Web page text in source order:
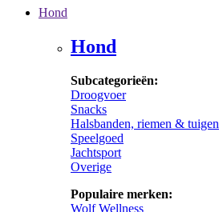
Hond
Hond
Subcategorieën:
Droogvoer
Snacks
Halsbanden, riemen & tuigen
Speelgoed
Jachtsport
Overige
Populaire merken:
Wolf Wellness